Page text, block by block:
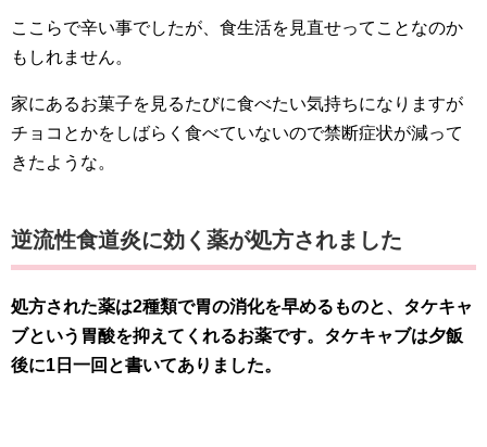
ここらで辛い事でしたが、食生活を見直せってことなのか
もしれません。
家にあるお菓子を見るたびに食べたい気持ちになりますが
チョコとかをしばらく食べていないので禁断症状が減って
きたような。
逆流性食道炎に効く薬が処方されました
処方された薬は2種類で胃の消化を早めるものと、タケキャ
ブという胃酸を抑えてくれるお薬です。タケキャブは夕飯
後に1日一回と書いてありました。